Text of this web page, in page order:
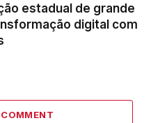
estadual de grande
digital com